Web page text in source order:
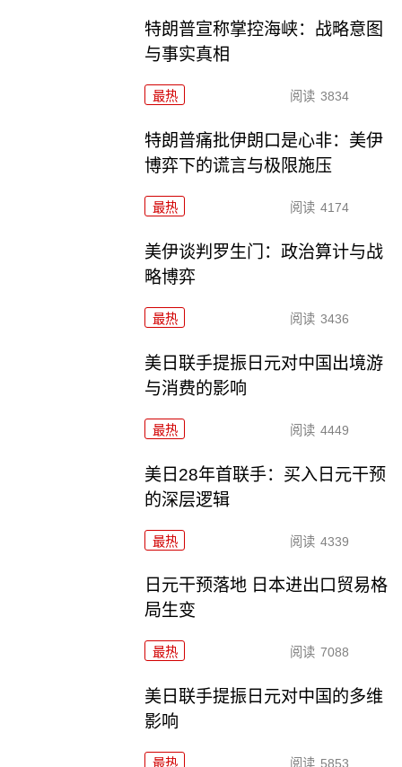
特朗普宣称掌控海峡：战略意图
与事实真相
最热 阅读 3834
特朗普痛批伊朗口是心非：美伊
博弈下的谎言与极限施压
最热 阅读 4174
美伊谈判罗生门：政治算计与战
略博弈
最热 阅读 3436
美日联手提振日元对中国出境游
与消费的影响
最热 阅读 4449
美日28年首联手：买入日元干预
的深层逻辑
最热 阅读 4339
日元干预落地 日本进出口贸易格
局生变
最热 阅读 7088
美日联手提振日元对中国的多维
影响
最热 阅读 5853